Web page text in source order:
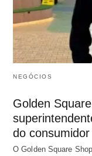
NEGÓCIOS
Golden
do consumidor
O Golden Square